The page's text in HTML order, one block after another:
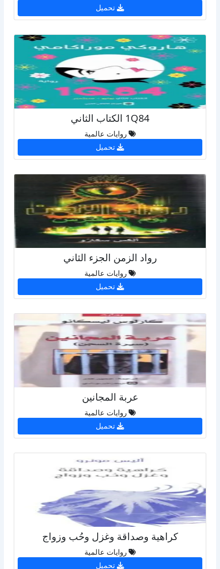
تحميل
1Q84 الكتاب الثاني
روايات عالمية
تحميل
رواد الزمن الجزء الثاني
روايات عالمية
تحميل
عربة المجانين
روايات عالمية
تحميل
كراهية وصداقة وغزل وحُب وزواج
روايات عالمية
تحميل